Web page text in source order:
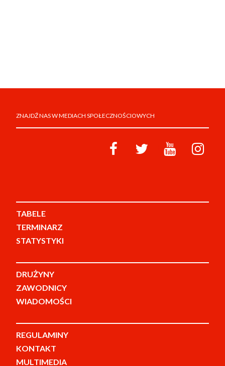
ZNAJDŹ NAS W MEDIACH SPOŁECZNOŚCIOWYCH
TABELE
TERMINARZ
STATYSTYKI
DRUŻYNY
ZAWODNICY
WIADOMOŚCI
REGULAMINY
KONTAKT
MULTIMEDIA